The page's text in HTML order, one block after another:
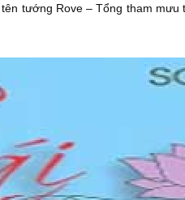
tướng Rove – Tổng tham